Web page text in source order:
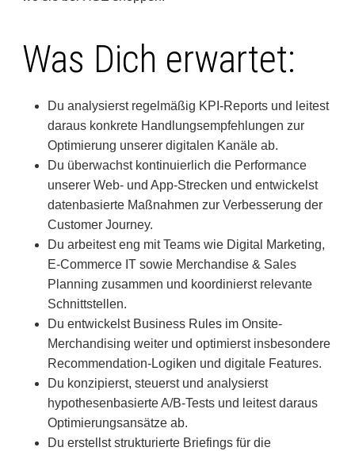
Was Dich erwartet:
Du analysierst regelmäßig KPI-Reports und leitest
daraus konkrete Handlungsempfehlungen zur
Optimierung unserer digitalen Kanäle ab.
Du überwachst kontinuierlich die Performance
unserer Web- und App-Strecken und entwickelst
datenbasierte Maßnahmen zur Verbesserung der
Customer Journey.
Du arbeitest eng mit Teams wie Digital Marketing,
E-Commerce IT sowie Merchandise & Sales
Planning zusammen und koordinierst relevante
Schnittstellen.
Du entwickelst Business Rules im Onsite-
Merchandising weiter und optimierst insbesondere
Recommendation-Logiken und digitale Features.
Du konzipierst, steuerst und analysierst
hypothesenbasierte A/B-Tests und leitest daraus
Optimierungsansätze ab.
Du erstellst strukturierte Briefings für die